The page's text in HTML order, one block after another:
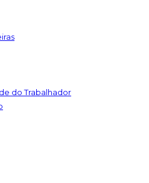
do Trabalhador